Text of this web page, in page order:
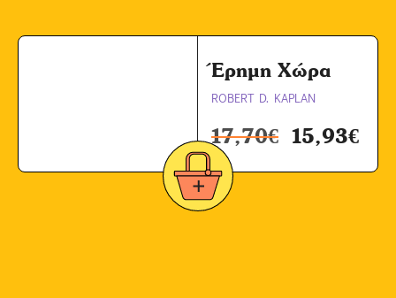
Έρημη Χώρα
ROBERT D. KAPLAN
17,70€ 15,93€